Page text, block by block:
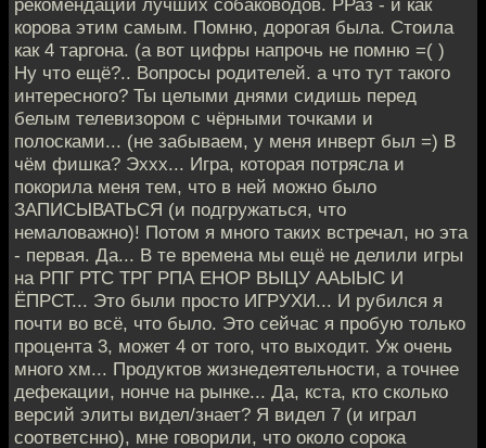
рекомендации лучших собаководов. РРаз - и как
корова этим самым. Помню, дорогая была. Стоила
как 4 таргона. (а вот цифры напрочь не помню =( )
Ну что ещё?.. Вопросы родителей. а что тут такого
интересного? Ты целыми днями сидишь перед
белым телевизором с чёрными точками и
полосками... (не забываем, у меня инверт был =) В
чём фишка? Эххх... Игра, которая потрясла и
покорила меня тем, что в ней можно было
ЗАПИСЫВАТЬСЯ (и подгружаться, что
немаловажно)! Потом я много таких встречал, но эта
- первая. Да... В те времена мы ещё не делили игры
на РПГ РТС ТРГ РПА ЕНОР ВЫЦУ ААЫЫС И
ЁПРСТ... Это были просто ИГРУХИ... И рубился я
почти во всё, что было. Это сейчас я пробую только
процента 3, может 4 от того, что выходит. Уж очень
много хм... Продуктов жизнедеятельности, а точнее
дефекации, нонче на рынке... Да, кста, кто сколько
версий элиты видел/знает? Я видел 7 (и играл
соответснно), мне говорили, что около сорока